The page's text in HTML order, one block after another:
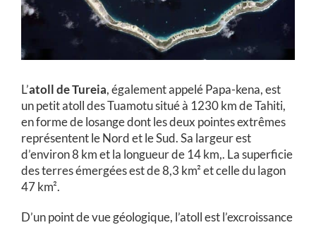
L’atoll de Tureia, également appelé Papa-kena, est
un petit atoll des Tuamotu situé à 1230 km de Tahiti,
en forme de losange dont les deux pointes extrêmes
représentent le Nord et le Sud. Sa largeur est
d’environ 8 km et la longueur de 14 km,. La superficie
des terres émergées est de 8,3 km² et celle du lagon
47 km².
D’un point de vue géologique, l’atoll est l’excroissance